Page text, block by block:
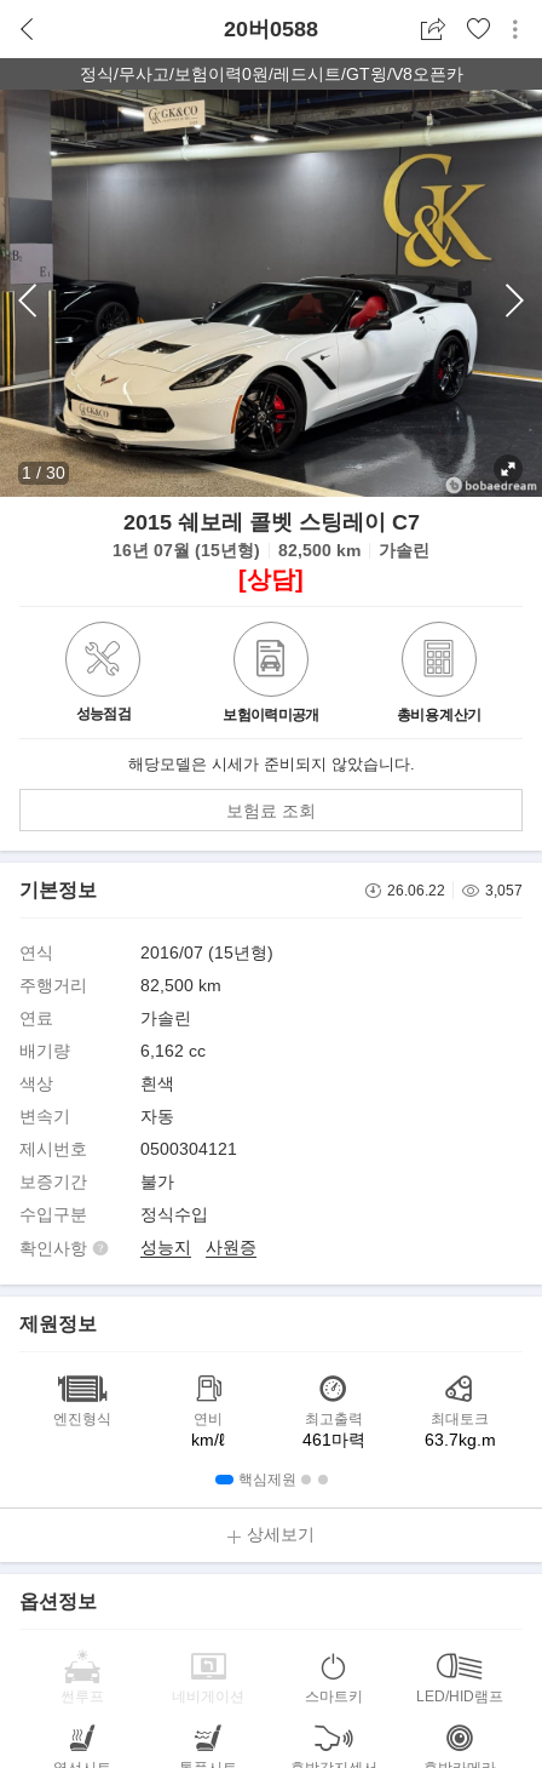
20버0588
정식/무사고/보험이력0원/레드시트/GT윙/V8오픈카
1 / 30
2015 쉐보레 콜벳 스팅레이 C7
16년 07월 (15년형) 82,500 km 가솔린
[상담]
성능점검 보험이력미공개 총비용 계산기
해당모델은 시세가 준비되지 않았습니다.
보험료 조회
기본정보 26.06.22 3,057
연식
2016/07 (15년형)
주행거리
82,500 km
연료
가솔린
배기량
6,162 cc
색상
흰색
변속기
자동
제시번호
0500304121
보증기간
불가
수입구분
정식수입
확인사항
성능지 사원증
제원정보
엔진형식 연비
km/ℓ
최고출력
461마력
최대토크
63.7kg.m
핵심제원
상세보기
옵션정보
썬루프 네비게이션 스마트키 LED/HID램프